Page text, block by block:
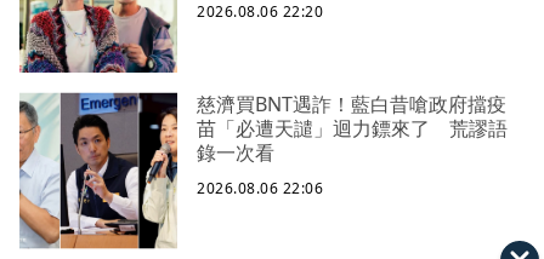
2026.08.06 22:20
慈濟買BNT遇詐！藍白昔嗆政府擋疫
苗「必遭天譴」迴力鏢來了 荒謬語
錄一次看
2026.08.06 22:06